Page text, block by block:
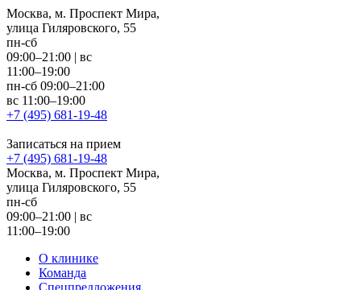
Москва, м. Проспект Мира,
улица Гиляровского, 55
пн-сб
09:00–21:00 | вс
11:00–19:00
пн-сб 09:00–21:00
вс 11:00–19:00
+7 (495) 681-19-48
Записаться на прием
+7 (495) 681-19-48
Москва, м. Проспект Мира,
улица Гиляровского, 55
пн-сб
09:00–21:00 | вс
11:00–19:00
О клинике
Команда
Спецпредложения